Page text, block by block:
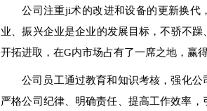
公司注重ji术的改进和设备的更新换代
业、振兴企业是企业的发展目标，不骄不
开拓进取，在G内市场占有了一席之地，赢
公司员工通过教育和知识考核，强化
严格公司纪律、明确责任、提高工作效率